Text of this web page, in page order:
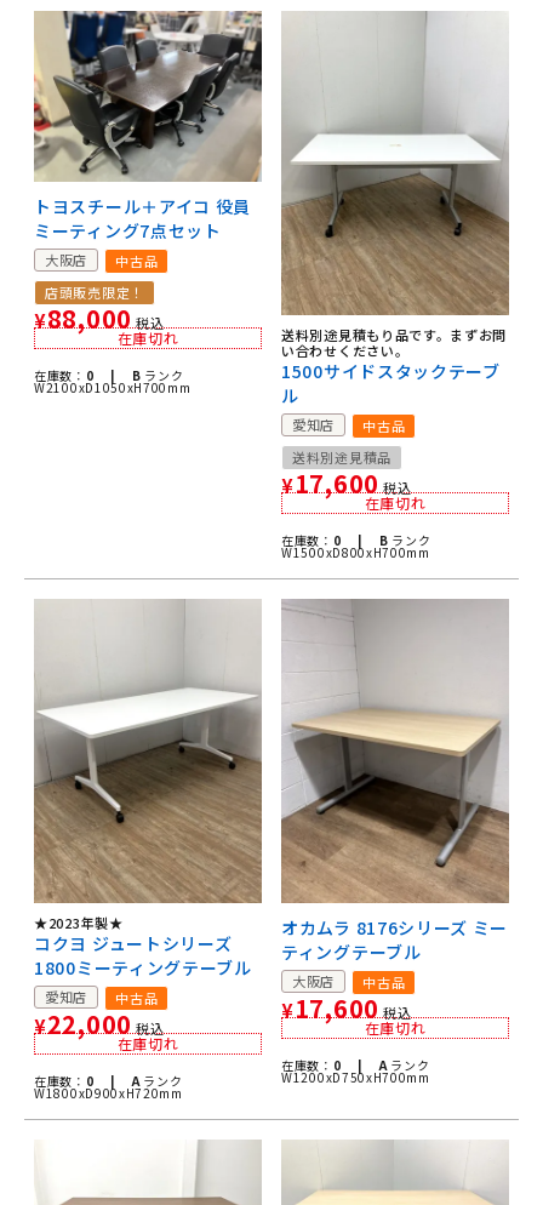
トヨスチール＋アイコ 役員
ミーティング7点セット
大阪店
中古品
店頭販売限定！
¥88,000 税込
在庫切れ
在庫数： 0 | B ランク
W2100xD1050xH700mm
送料別途見積もり品です。まずお問
い合わせください。
1500サイドスタックテーブ
ル
愛知店
中古品
送料別途見積品
¥17,600 税込
在庫切れ
在庫数： 0 | B ランク
W1500xD800xH700mm
★2023年製★
コクヨ ジュートシリーズ
1800ミーティングテーブル
愛知店 中古品
¥22,000 税込
在庫切れ
在庫数： 0 | A ランク
W1800xD900xH720mm
オカムラ 8176シリーズ ミー
ティングテーブル
大阪店 中古品
¥17,600 税込
在庫切れ
在庫数： 0 | A ランク
W1200xD750xH700mm